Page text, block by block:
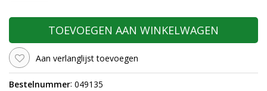
TOEVOEGEN AAN WINKELWAGEN
Aan verlanglijst toevoegen
Bestelnummer: 049135